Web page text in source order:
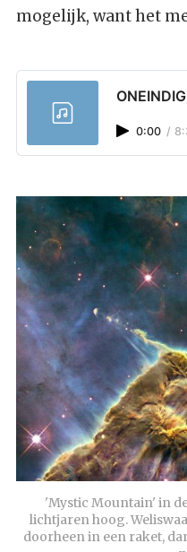
mogelijk, want het
0:00 /
'Mystic Mountain' in
lichtjaren hoog.
doorheen in een raket,